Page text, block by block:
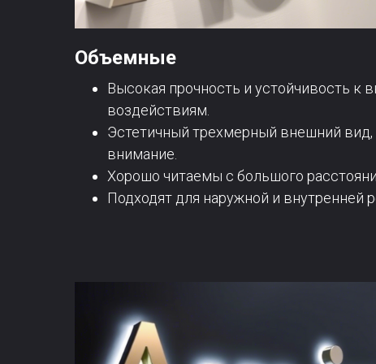
Объемные
Высокая прочность и устойчивость к
воздействиям.
Эстетичный трехмерный внешний
внимание.
Хорошо читаемы с большого
Подходят для наружной и внутренней